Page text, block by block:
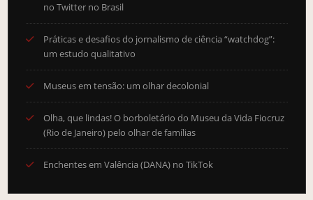
no Twitter no Brasil
Práticas e desafios do jornalismo de ciência “watchdog”:
um estudo qualitativo
Museus em tensão: um olhar decolonial
Olha, que lindas! O borboletário do Museu da Vida Fiocruz
(Rio de Janeiro) pelo olhar de famílias
Enchentes em Valência (DANA) no TikTok